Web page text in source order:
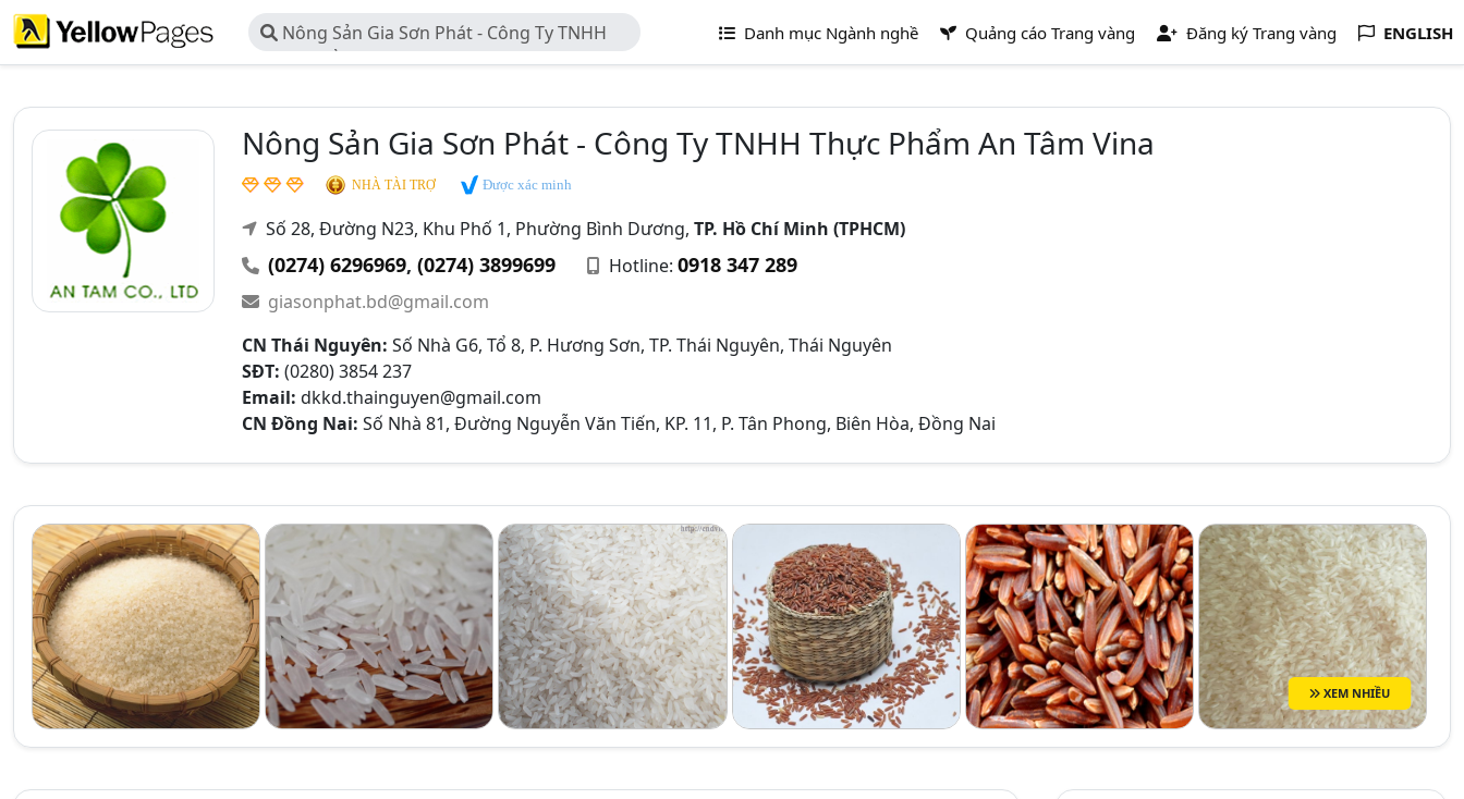
Nông Sản Gia Sơn Phát - Công Ty TNHH
Thực Phẩm An Tâm Vina
Danh mục Ngành nghề Quảng cáo Trang vàng Đăng ký Trang vàng ENGLISH
Nông Sản Gia Sơn Phát - Công Ty TNHH Thực Phẩm An Tâm Vina
NHÀ TÀI TRỢ Được xác minh
Số 28, Đường N23, Khu Phố 1, Phường Bình Dương, TP. Hồ Chí Minh (TPHCM)
(0274) 6296969, (0274) 3899699 Hotline: 0918 347 289
giasonphat.bd@gmail.com
CN Thái Nguyên: Số Nhà G6, Tổ 8, P. Hương Sơn, TP. Thái Nguyên, Thái Nguyên
SĐT: (0280) 3854 237
Email: dkkd.thainguyen@gmail.com
CN Đồng Nai: Số Nhà 81, Đường Nguyễn Văn Tiến, KP. 11, P. Tân Phong, Biên Hòa, Đồng Nai
XEM NHIỀU